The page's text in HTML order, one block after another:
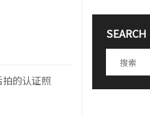
的认证照
SEARCH